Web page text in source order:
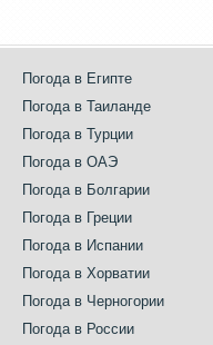
Погода в Египте
Погода в Таиланде
Погода в Турции
Погода в ОАЭ
Погода в Болгарии
Погода в Греции
Погода в Испании
Погода в Хорватии
Погода в Черногории
Погода в России